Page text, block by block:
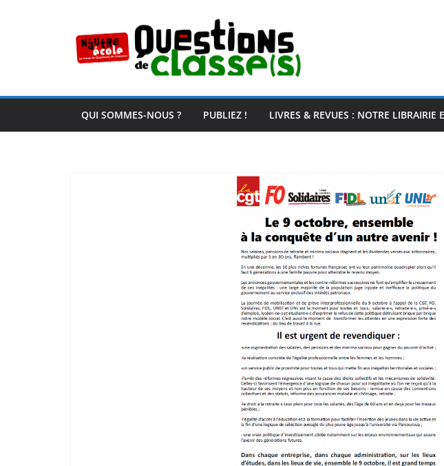
QUI SOMMES-NOUS ? PUBLIEZ ! LIVRES & REVUES : NOTRE LIBRAIRIE